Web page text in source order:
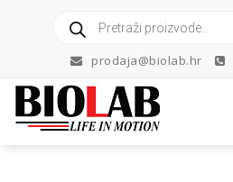
search
prodaja@biolab.hr